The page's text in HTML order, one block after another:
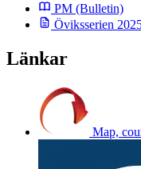
PM (Bulletin)
Öviksserien
Länkar
Map,